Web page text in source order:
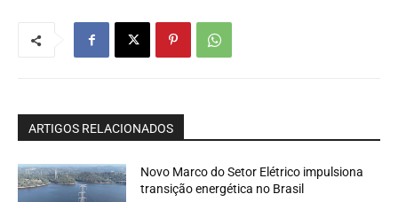
ARTIGOS RELACIONADOS
Novo Marco do Setor Elétrico impulsiona
transição energética no Brasil